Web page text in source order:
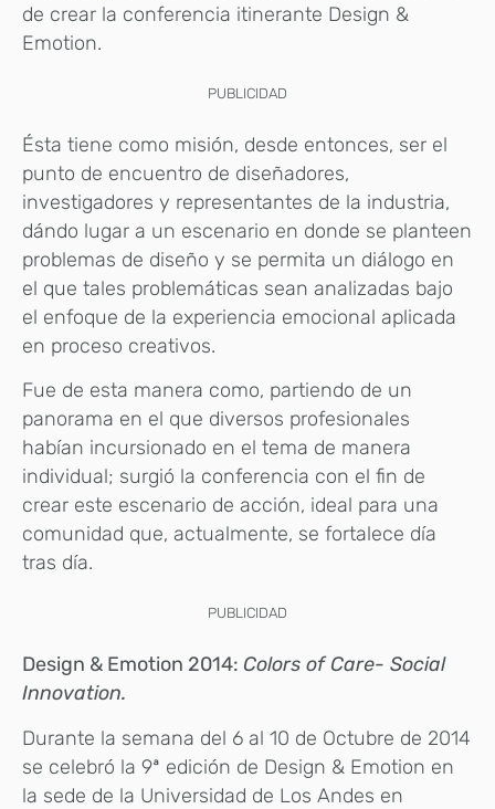
de crear la conferencia itinerante Design &
Emotion.
PUBLICIDAD
Ésta tiene como misión, desde entonces, ser el
punto de encuentro de diseñadores,
investigadores y representantes de la industria,
dándo lugar a un escenario en donde se planteen
problemas de diseño y se permita un diálogo en
el que tales problemáticas sean analizadas bajo
el enfoque de la experiencia emocional aplicada
en proceso creativos.
Fue de esta manera como, partiendo de un
panorama en el que diversos profesionales
habían incursionado en el tema de manera
individual; surgió la conferencia con el fin de
crear este escenario de acción, ideal para una
comunidad que, actualmente, se fortalece día
tras día.
PUBLICIDAD
Design & Emotion 2014: Colors of Care- Social
Innovation.
Durante la semana del 6 al 10 de Octubre de 2014
se celebró la 9ª edición de Design & Emotion en
la sede de la Universidad de Los Andes en